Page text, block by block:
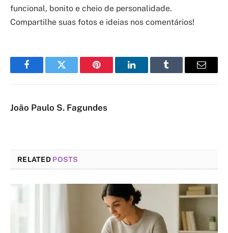
funcional, bonito e cheio de personalidade.
Compartilhe suas fotos e ideias nos comentários!
FacebookTwitter Pinterest LinkedInTumblr Email
João Paulo S. Fagundes
RELATED POSTS